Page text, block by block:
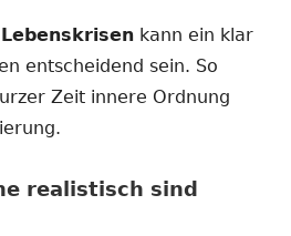
kann ein klar
entscheidend sein. So
Zeit innere Ordnung
realistisch sind